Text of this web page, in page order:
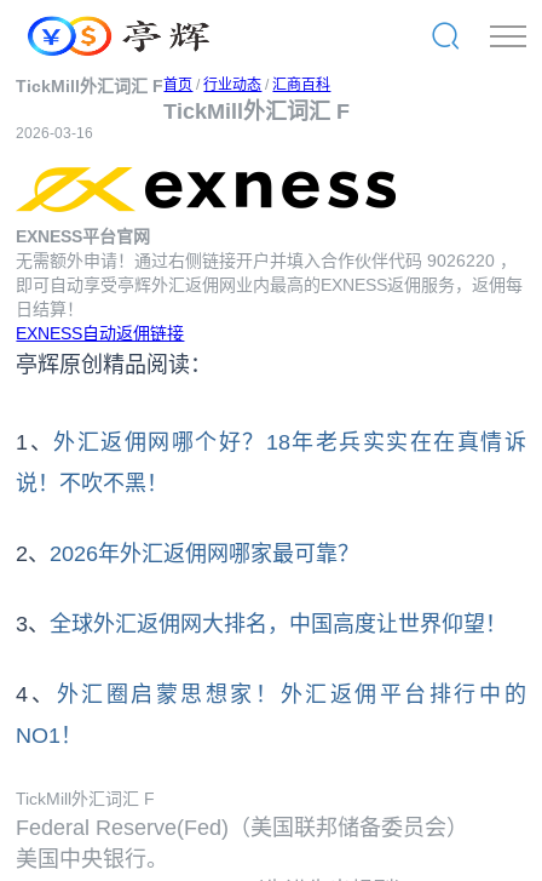
TickMill外汇词汇 F首页 /行业动态 /汇商百科
TickMill外汇词汇 F
2026-03-16
EXNESS平台官网
无需额外申请！通过右侧链接开户并填入合作伙伴代码9026220 ，
即可自动享受亭辉外汇返佣网业内最高的EXNESS返佣服务，返佣每
日结算！
EXNESS自动返佣链接
亭辉原创精品阅读：
1、 外汇返佣网哪个好？18年老兵实实在在真情诉
说！不吹不黑！
2、 2026年外汇返佣网哪家最可靠？
3、全球外汇返佣网大排名，中国高度让世界仰望！
4、 外汇圈启蒙思想家！外汇返佣平台排行中的
NO1！
TickMill外汇词汇 F
Federal Reserve(Fed)（美国联邦储备委员会）
美国中央银行。